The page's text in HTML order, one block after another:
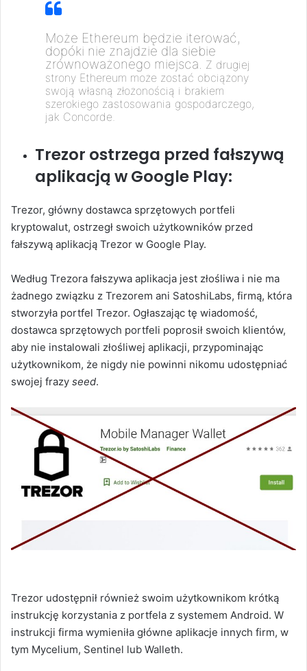
Może Ethereum będzie iterować,
dopóki nie znajdzie dla siebie
zrównoważonego miejsca. Z drugiej
strony Ethereum może zostać obciążony
swoją własną złożonością i brakiem
szerokiego zastosowania gospodarczego,
jak Concorde.
Trezor ostrzega przed fałszywą
aplikacją w Google Play:
Trezor, główny dostawca sprzętowych portfeli
kryptowalut, ostrzegł swoich użytkowników przed
fałszywą aplikacją Trezor w Google Play.
Według Trezora fałszywa aplikacja jest złośliwa i nie ma
żadnego związku z Trezorem ani SatoshiLabs, firmą, która
stworzyła portfel Trezor. Ogłaszając tę ​​wiadomość,
dostawca sprzętowych portfeli poprosił swoich klientów,
aby nie instalowali złośliwej aplikacji, przypominając
użytkownikom, że nigdy nie powinni nikomu udostępniać
swojej frazy seed.
Trezor udostępnił również swoim użytkownikom krótką
instrukcję korzystania z portfela z systemem Android. W
instrukcji firma wymieniła główne aplikacje innych firm, w
tym Mycelium, Sentinel lub Walleth.